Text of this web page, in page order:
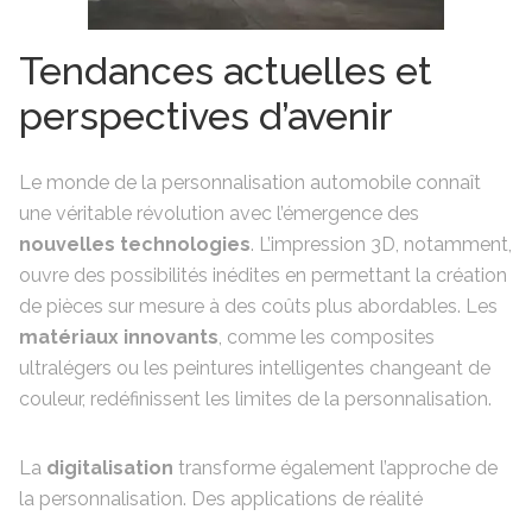
Tendances actuelles et
perspectives d’avenir
Le monde de la personnalisation automobile connaît
une véritable révolution avec l’émergence des
nouvelles technologies. L’impression 3D, notamment,
ouvre des possibilités inédites en permettant la création
de pièces sur mesure à des coûts plus abordables. Les
matériaux innovants , comme les composites
ultralégers ou les peintures intelligentes changeant de
couleur, redéfinissent les limites de la personnalisation.
La digitalisation transforme également l’approche de
la personnalisation. Des applications de réalité